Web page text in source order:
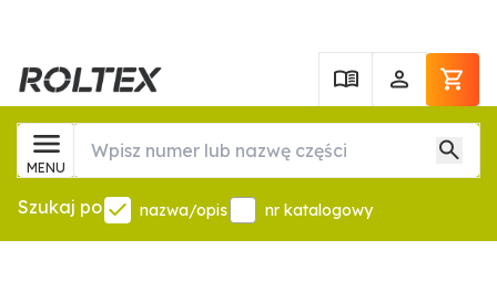
MENU
Szukaj po nazwa/opis nr katalogowy